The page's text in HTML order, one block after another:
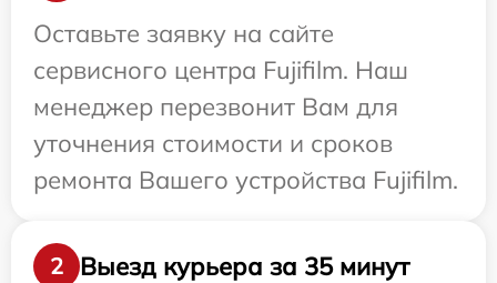
Оставьте заявку на сайте
сервисного центра Fujifilm. Наш
менеджер перезвонит Вам для
уточнения стоимости и сроков
ремонта Вашего устройства Fujifilm.
2
Выезд курьера за 35 минут